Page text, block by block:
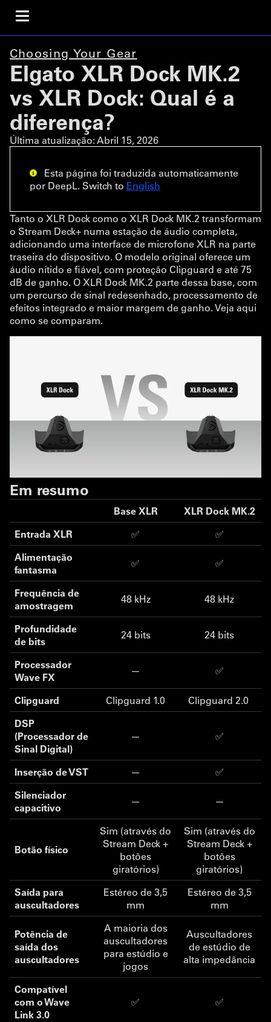
Choosing Your Gear
Elgato XLR Dock MK.2
vs XLR Dock: Qual é a
diferença?
Última atualização:Abril 15, 2026
Esta página foi traduzida automaticamente
por DeepL. Switch to English
Tanto o XLR Dock como o XLR Dock MK.2 transformam
o Stream Deck+ numa estação de áudio completa,
adicionando uma interface de microfone XLR na parte
traseira do dispositivo. O modelo original oferece um
áudio nítido e fiável, com proteção Clipguard e até 75
dB de ganho. O XLR Dock MK.2 parte dessa base, com
um percurso de sinal redesenhado, processamento de
efeitos integrado e maior margem de ganho. Veja aqui
como se comparam.
Em resumo
Base XLR
XLR Dock MK.2
Entrada XLR
✅
✅
Alimentação
fantasma
✅ ✅
Frequência de
amostragem
48 kHz 48 kHz
Profundidade
de bits
24 bits 24 bits
Processador
Wave FX
— ✅
Clipguard Clipguard 1.0
Clipguard 2.0
DSP
(Processador de
Sinal Digital)
— ✅
Inserção de VST —
✅
Silenciador
capacitivo
— —
Botão físico
Sim (através do
Stream Deck +
botões
giratórios)
Sim (através do
Stream Deck +
botões
giratórios)
Saída para
auscultadores
Estéreo de 3,5
mm
Estéreo de 3,5
mm
Potência de
saída dos
auscultadores
A maioria dos
auscultadores
para estúdio e
jogos
Auscultadores
de estúdio de
alta impedância
Compatível
com o Wave
Link 3.0
✅ ✅